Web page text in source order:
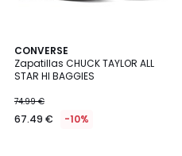
CONVERSE
Zapatillas CHUCK TAYLOR ALL
STAR HI BAGGIES
74.99 €
67.49 € -10%
4,5
/ 5